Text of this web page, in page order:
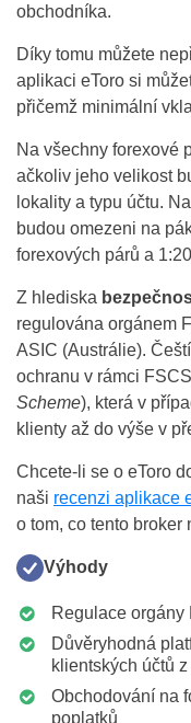
obchodníka.
Díky tomu můžete
aplikaci eToro si
přičemž minimální
Na všechny forexové
ačkoliv jeho velikost
lokality a typu účtu.
budou omezeni na
forexových párů a
Z hlediska
regulována orgánem
ASIC (Austrálie).
ochranu v rámci
Scheme), která v
klienty až do výše v
Chcete-li se o eToro
naši recenzi aplikace
o tom, co tento broker
Výhody
Regulace orgány
Důvěryhodná
klientských účtů
Obchodování na
poplatků